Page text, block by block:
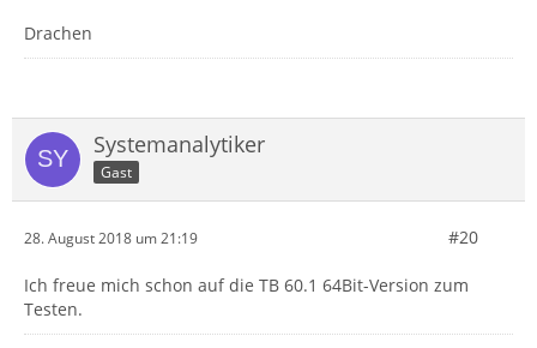
Drachen
Systemanalytiker
Gast
28. August 2018 um 21:19 #20
Ich freue mich schon auf die TB 60.1 64Bit-Version zum
Testen.